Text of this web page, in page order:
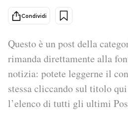
Scienza
Economia
Sport
PODCAST
Condividi
Questo è un post della
rimanda direttamente alla
notizia: potete leggerne il
stessa cliccando sul titolo
l’elenco di tutti gli ultimi